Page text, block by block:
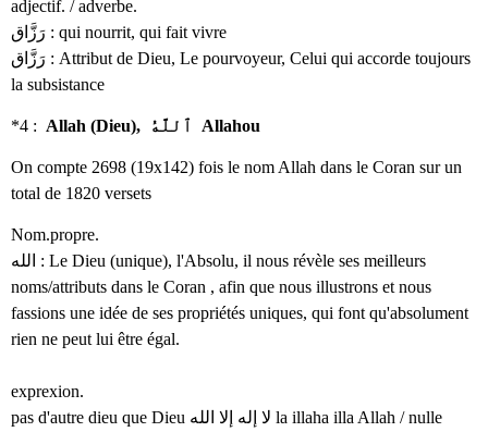
adjectif. / adverbe.
رَزَّاق : qui nourrit, qui fait vivre
رَزَّاق : Attribut de Dieu, Le pourvoyeur, Celui qui accorde toujours
la subsistance
*4 : Allah (Dieu), ٱللَّهُ Allahou
On compte 2698 (19x142) fois le nom Allah dans le Coran sur un
total de 1820 versets
Nom.propre.
الله : Le Dieu (unique), l'Absolu, il nous révèle ses meilleurs
noms/attributs dans le Coran , afin que nous illustrons et nous
fassions une idée de ses propriétés uniques, qui font qu'absolument
rien ne peut lui être égal.
exprexion.
pas d'autre dieu que Dieu لا إله إلا الله la illaha illa Allah / nulle